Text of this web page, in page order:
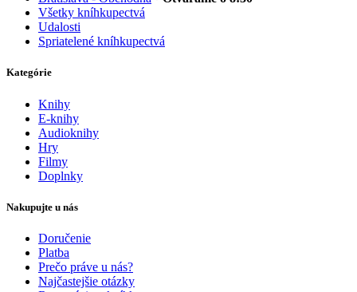
Všetky kníhkupectvá
Udalosti
Spriatelené kníhkupectvá
Kategórie
Knihy
E-knihy
Audioknihy
Hry
Filmy
Doplnky
Nakupujte u nás
Doručenie
Platba
Prečo práve u nás?
Najčastejšie otázky